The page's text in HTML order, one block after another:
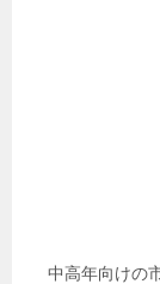
中高年向けの